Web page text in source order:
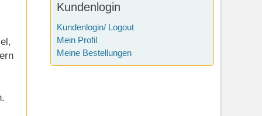
Kundenlogin
Kundenlogin/ Logout
Mein Profil
Meine Bestellungen